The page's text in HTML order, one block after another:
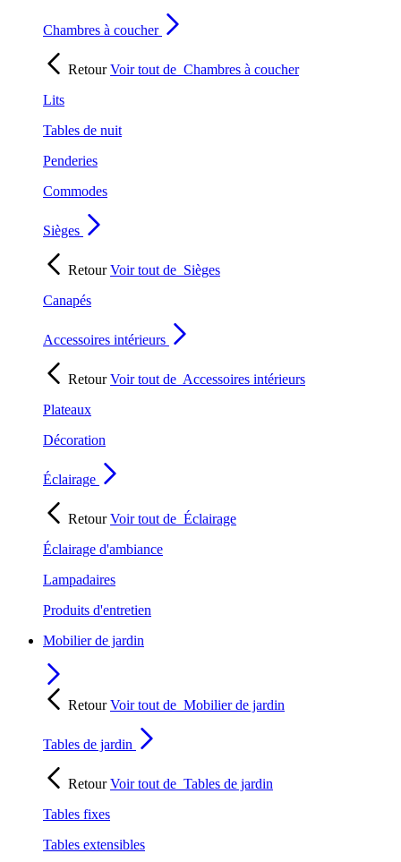
Chambres à coucher
RetourVoir tout de Chambres à coucher
Lits
Tables de nuit
Penderies
Commodes
Sièges
RetourVoir tout de Sièges
Canapés
Accessoires intérieurs
RetourVoir tout de Accessoires intérieurs
Plateaux
Décoration
Éclairage
RetourVoir tout de Éclairage
Éclairage d'ambiance
Lampadaires
Produits d'entretien
Mobilier de jardin
RetourVoir tout de Mobilier de jardin
Tables de jardin
RetourVoir tout de Tables de jardin
Tables fixes
Tables extensibles